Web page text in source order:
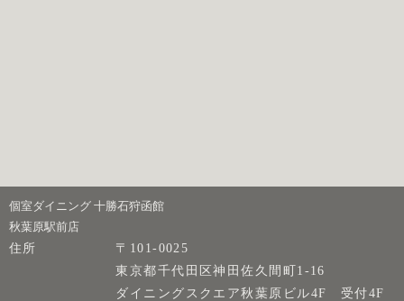
個室ダイニング 十勝石狩函館
秋葉原駅前店
住所
〒101-0025
東京都千代田区神田佐久間町1-16
ダイニングスクエア秋葉原ビル4F 受付4F